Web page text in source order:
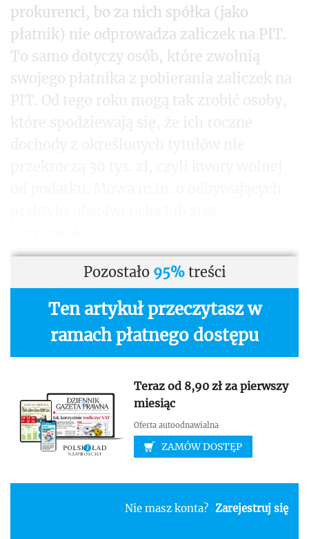
prokurenci, bo za nich spółka (jako
płatnik) nie odprowadza zaliczek na PIT.
To samo dotyczy osób, które zwolnią
swojego płatnika z pobierania zaliczek na
PIT. Od tego roku mogą tak zrobić osoby,
Pozostało 95%treści
Ten artykuł przeczytasz w
ramach płatnego dostępu
Teraz od 8,90 zł za pierwszy
miesiąc
Oferta autoodnawialna
ZAMÓW DOSTĘP
Nie masz konta? Zarejestruj się